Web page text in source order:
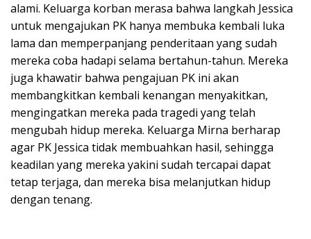
alami. Keluarga korban merasa bahwa langkah Jessica
untuk mengajukan PK hanya membuka kembali luka
lama dan memperpanjang penderitaan yang sudah
mereka coba hadapi selama bertahun-tahun. Mereka
juga khawatir bahwa pengajuan PK ini akan
membangkitkan kembali kenangan menyakitkan,
mengingatkan mereka pada tragedi yang telah
mengubah hidup mereka. Keluarga Mirna berharap
agar PK Jessica tidak membuahkan hasil, sehingga
keadilan yang mereka yakini sudah tercapai dapat
tetap terjaga, dan mereka bisa melanjutkan hidup
dengan tenang.